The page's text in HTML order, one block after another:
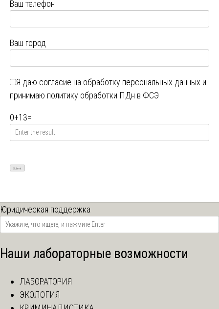
Ваш телефон
Ваш город
Я даю согласие на обработку персональных данных и
принимаю политику обработки ПДн в ФСЭ
0+13=
Юридическая поддержка
Наши лабораторные возможности
ЛАБОРАТОРИЯ
ЭКОЛОГИЯ